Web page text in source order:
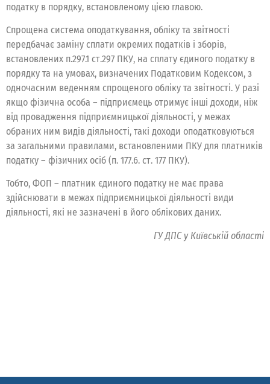
податку в порядку, встановленому цією главою.
Спрощена система оподаткування, обліку та звітності
передбачає заміну сплати окремих податків і зборів,
встановлених п.297.1 ст.297 ПКУ, на сплату єдиного податку в
порядку та на умовах, визначених Податковим Кодексом, з
одночасним веденням спрощеного обліку та звітності. У разі
якщо фізична особа – підприємець отримує інші доходи, ніж
від провадження підприємницької діяльності, у межах
обраних ним видів діяльності, такі доходи оподатковуються
за загальними правилами, встановленими ПКУ для платників
податку – фізичних осіб (п. 177.6. ст. 177 ПКУ).
Тобто, ФОП – платник єдиного податку не має права
здійснювати в межах підприємницької діяльності види
діяльності, які не зазначені в його облікових даних.
ГУ ДПС у Київській області